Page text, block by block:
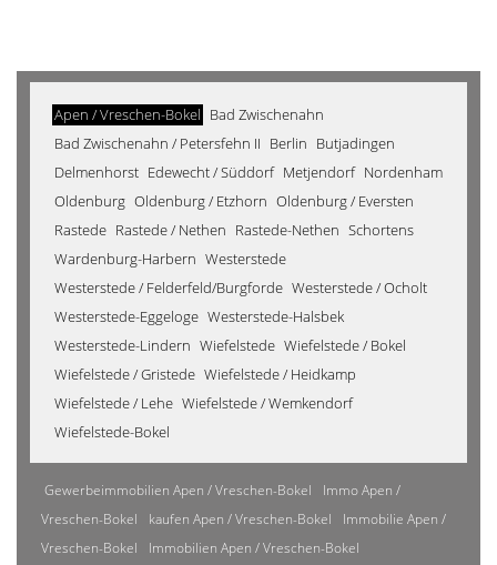
Apen / Vreschen-Bokel Bad Zwischenahn
Bad Zwischenahn / Petersfehn II Berlin Butjadingen
Delmenhorst Edewecht / Süddorf Metjendorf Nordenham
Oldenburg Oldenburg / Etzhorn Oldenburg / Eversten
Rastede Rastede / Nethen Rastede-Nethen Schortens
Wardenburg-Harbern Westerstede
Westerstede / Felderfeld/Burgforde Westerstede / Ocholt
Westerstede-Eggeloge Westerstede-Halsbek
Westerstede-Lindern Wiefelstede Wiefelstede / Bokel
Wiefelstede / Gristede Wiefelstede / Heidkamp
Wiefelstede / Lehe Wiefelstede / Wemkendorf
Wiefelstede-Bokel
Gewerbeimmobilien Apen / Vreschen-Bokel
Immo Apen /
Vreschen-Bokel
kaufen Apen / Vreschen-Bokel
Immobilie Apen /
Vreschen-Bokel
Immobilien Apen / Vreschen-Bokel